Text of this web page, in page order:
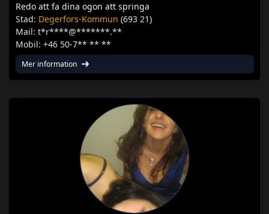
Redo att fa dina ogon att springa
Stad: Degerfors-Kommun (693 21)
Mail: t*r****@*******.**
Mobil: +46 50-7** ** **
Mer information